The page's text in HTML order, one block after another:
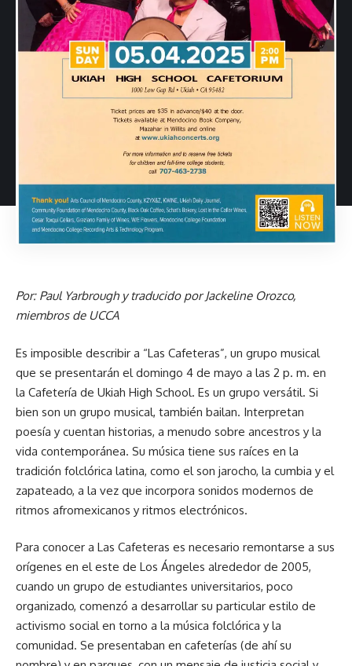
Por: Paul Yarbrough y traducido por Jackeline Orozco,
miembros de UCCA
Es imposible describir a “Las Cafeteras”, un grupo musical
que se presentarán el domingo 4 de mayo a las 2 p. m. en
la Cafetería de Ukiah High School. Es un grupo versátil. Si
bien son un grupo musical, también bailan. Interpretan
poesía y cuentan historias, a menudo sobre ancestros y la
vida contemporánea. Su música tiene sus raíces en la
tradición folclórica latina, como el son jarocho, la cumbia y el
zapateado, a la vez que incorpora sonidos modernos de
ritmos afromexicanos y ritmos electrónicos.
Para conocer a Las Cafeteras es necesario remontarse a sus
orígenes en el este de Los Ángeles alrededor de 2005,
cuando un grupo de estudiantes universitarios, poco
organizado, comenzó a desarrollar su particular estilo de
activismo social en torno a la música folclórica y la
comunidad. Se presentaban en cafeterías (de ahí su